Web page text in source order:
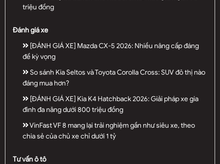
triệu đồng
Đánh giá xe
[ĐÁNH GIÁ XE] Mazda CX-5 2026: Nhiều nâng cấp đáng
để kỳ vọng
So sánh Kia Seltos và Toyota Corolla Cross: SUV đô thị nào
đáng mua hơn?
[ĐÁNH GIÁ XE] Kia K4 Hatchback 2026: Giải pháp xe gia
đình đa năng dưới 800 triệu đồng
VinFast VF 8 mang lại trải nghiệm gần như siêu xe, theo
chia sẻ của chủ xe chỉ dưới 1 tỷ
Tư vấn ô tô